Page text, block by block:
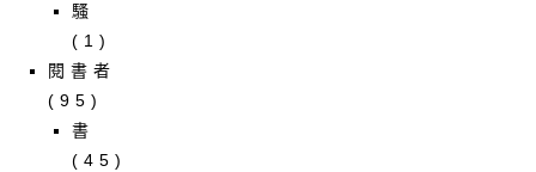
騷
(1)
閱書者
(95)
書
(45)